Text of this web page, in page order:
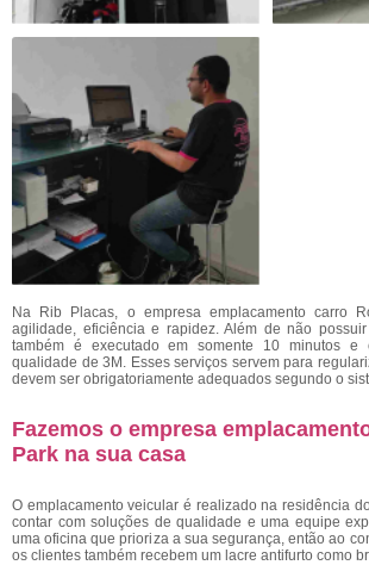
Na Rib Placas, o empresa emplacamento carro
agilidade, eficiência e rapidez. Além de não
também é executado em somente 10 minutos e
qualidade de 3M. Esses serviços servem para
devem ser obrigatoriamente adequados segundo o
Fazemos o empresa
Park na sua casa
O emplacamento veicular é realizado na residência
contar com soluções de qualidade e uma equipe
uma oficina que prioriza a sua segurança, então ao
os clientes também recebem um lacre antifurto como